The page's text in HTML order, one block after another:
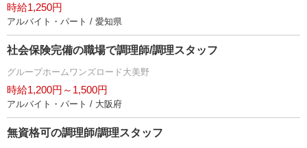
時給1,250円
アルバイト・パート / 愛知県
社会保険完備の職場で調理師/調理スタッフ
グループホームワンズロード大美野
時給1,200円～1,500円
アルバイト・パート / 大阪府
無資格可の調理師/調理スタッフ